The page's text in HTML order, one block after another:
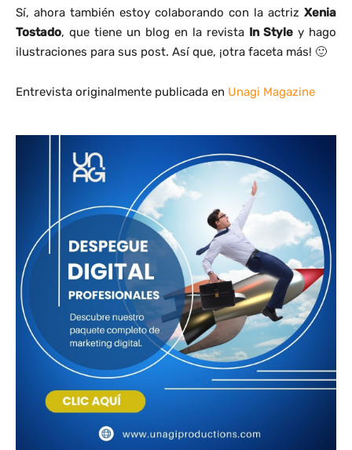
Sí, ahora también estoy colaborando con la actriz Xenia
Tostado, que tiene un blog en la revista In Style y hago
ilustraciones para sus post. Así que, ¡otra faceta más! 🙂
Entrevista originalmente publicada en Unagi Magazine